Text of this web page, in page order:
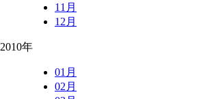
11月
12月
2010年
01月
02月